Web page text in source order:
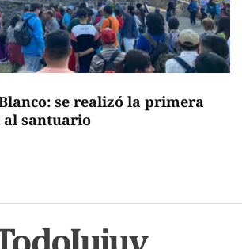
se realizó la primera
santuario